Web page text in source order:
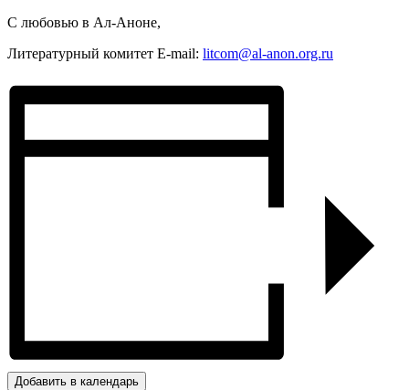
С любовью в Ал-Аноне,
Литературный комитет E-mail: litcom@al-anon.org.ru
Добавить в календарь